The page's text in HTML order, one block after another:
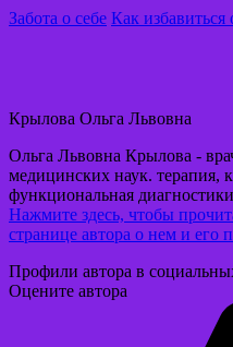
Забота о себе Как избавиться
Крылова Ольга Львовна
Ольга Львовна Крылова -
медицинских наук. терапия,
функциональная
Нажмите здесь, чтобы
странице автора о нем и его
Профили автора в
Оцените автора